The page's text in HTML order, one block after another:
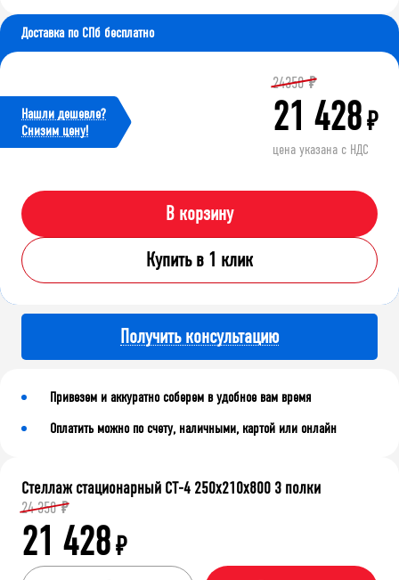
Доставка по СПб бесплатно
Нашли дешевле?
Cнизим цену!
24350 ₽
21 428₽
цена указана с НДС
В корзину
Купить в 1 клик
Получить консультацию
Привезем и аккуратно соберем в удобное вам время
Оплатить можно по счету, наличными, картой или онлайн
Стеллаж стационарный СТ-4 250x210x800 3 полки
24 350 ₽
21 428₽